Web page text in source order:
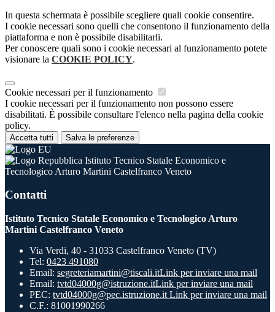
In questa schermata è possibile scegliere quali cookie consentire.
I cookie necessari sono quelli che consentono il funzionamento della
piattaforma e non è possibile disabilitarli.
Per conoscere quali sono i cookie necessari al funzionamento potete
visionare la COOKIE POLICY.
Cookie necessari per il funzionamento
I cookie necessari per il funzionamento non possono essere
disabilitati. È possibile consultare l'elenco nella pagina della cookie
policy.
Accetta tutti Salva le preferenze
Istituto Tecnico Statale Economico e
Tecnologico Arturo Martini Castelfranco Veneto
Contatti
Istituto Tecnico Statale Economico e Tecnologico Arturo
Martini Castelfranco Veneto
Via Verdi, 40 - 31033 Castelfranco Veneto (TV)
Tel: 0423 491080
Email: segreteriamartini@tiscali.itLink per inviare una mail
Email: tvtd04000g@istruzione.itLink per inviare una mail
PEC: tvtd04000g@pec.istruzione.it Link per inviare una mail
C.F.: 81001990266